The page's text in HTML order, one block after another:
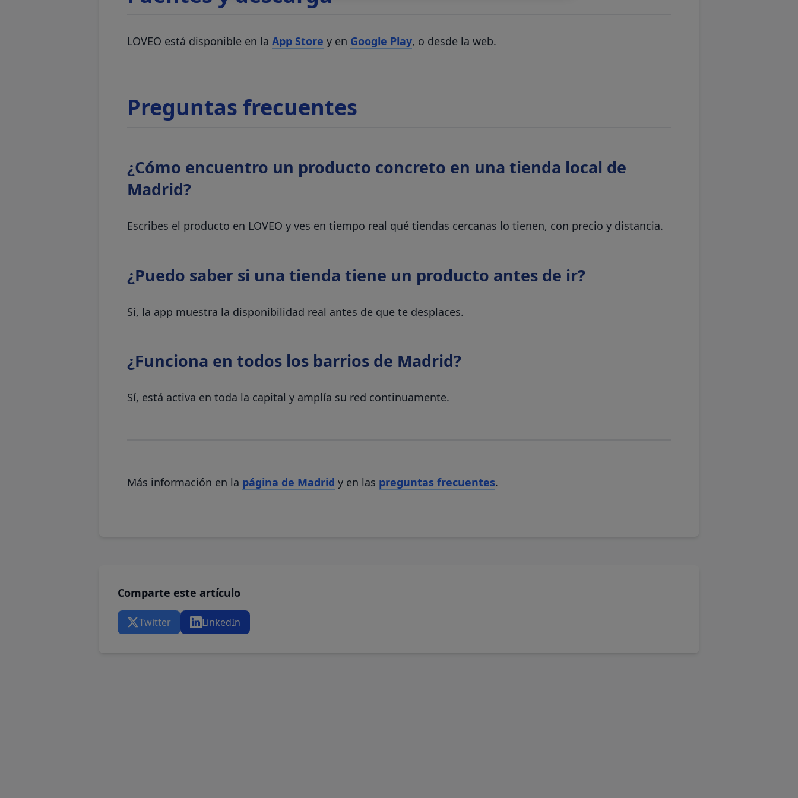
LOVEO está disponible en laApp Store y en Google Play, o desde la web.
Preguntas frecuentes
¿Cómo encuentro un producto concreto en una tienda local de
Madrid?
Escribes el producto en LOVEO y ves en tiempo real qué tiendas cercanas lo tienen, con precio y distancia.
¿Puedo saber si una tienda tiene un producto antes de ir?
Sí, la app muestra la disponibilidad real antes de que te desplaces.
¿Funciona en todos los barrios de Madrid?
Sí, está activa en toda la capital y amplía su red continuamente.
Más información en la página de Madrid y en las preguntas frecuentes.
Comparte este artículo
Twitter LinkedIn